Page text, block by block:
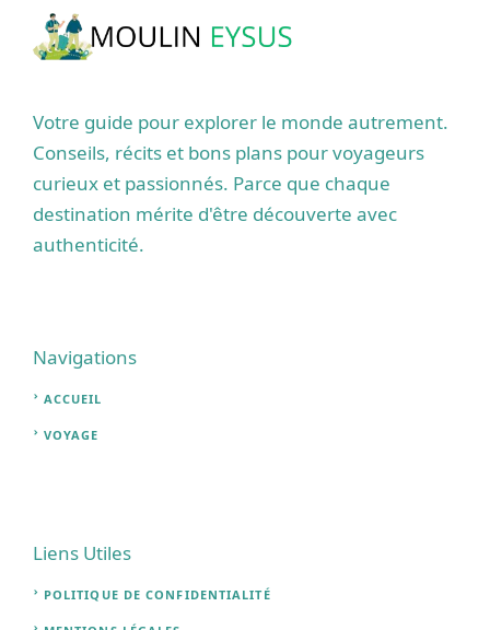
Votre guide pour explorer le monde autrement.
Conseils, récits et bons plans pour voyageurs
curieux et passionnés. Parce que chaque
destination mérite d'être découverte avec
authenticité.
Navigations
ACCUEIL
VOYAGE
Liens Utiles
POLITIQUE DE CONFIDENTIALITÉ